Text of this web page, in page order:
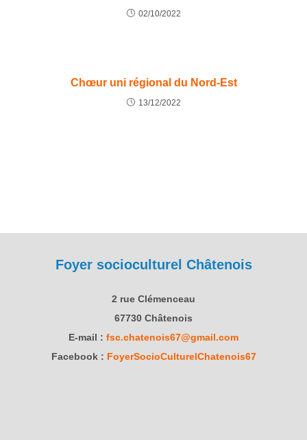
02/10/2022
Chœur uni régional du Nord-Est
13/12/2022
Foyer socioculturel Châtenois
2 rue Clémenceau
67730 Châtenois
E-mail : fsc.chatenois67@gmail.com
Facebook : FoyerSocioCulturelChatenois67